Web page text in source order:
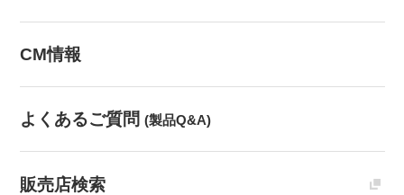
CM情報
よくあるご質問 (製品Q&A)
販売店検索